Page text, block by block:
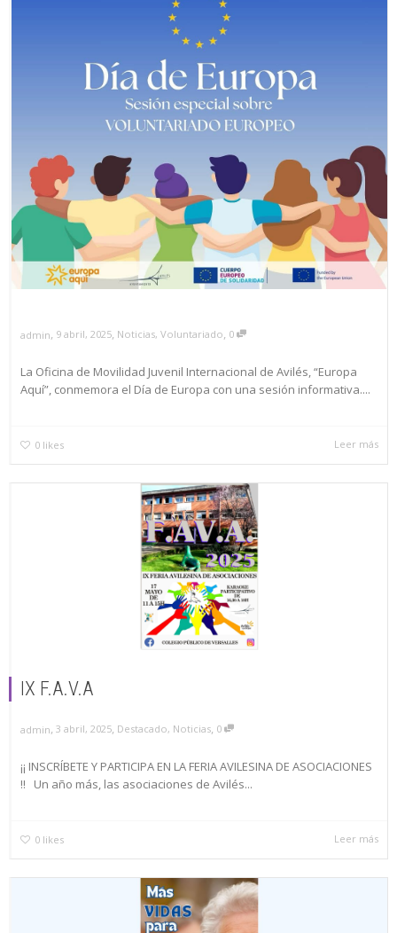
admin, 9 abril, 2025, Noticias, Voluntariado, 0
La Oficina de Movilidad Juvenil Internacional de Avilés, “Europa
Aquí”, conmemora el Día de Europa con una sesión informativa....
0 likes Leer más
IX F.A.V.A
admin, 3 abril, 2025, Destacado, Noticias, 0
¡¡ INSCRÍBETE Y PARTICIPA EN LA FERIA AVILESINA DE ASOCIACIONES
!! Un año más, las asociaciones de Avilés...
0 likes Leer más